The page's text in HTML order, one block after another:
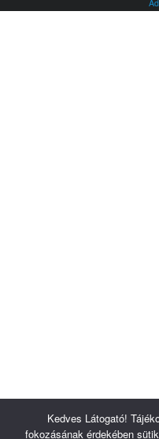
Kedves Látogató!
fokozásának érdekében